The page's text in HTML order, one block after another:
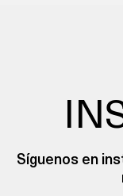
Síguenos en